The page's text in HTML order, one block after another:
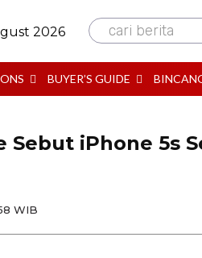
2026 cari berita
BUYER’S GUIDE
Sebut iPhone 5s
WIB